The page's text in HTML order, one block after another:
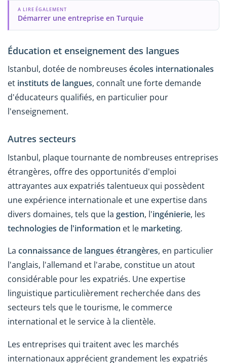
A LIRE ÉGALEMENT
Démarrer une entreprise en Turquie
Éducation et enseignement des langues
Istanbul, dotée de nombreuses écoles internationales
et instituts de langues, connaît une forte demande
d'éducateurs qualifiés, en particulier pour
l'enseignement.
Autres secteurs
Istanbul, plaque tournante de nombreuses entreprises
étrangères, offre des opportunités d'emploi
attrayantes aux expatriés talentueux qui possèdent
une expérience internationale et une expertise dans
divers domaines, tels que la gestion, l'ingénierie, les
technologies de l'information et le marketing.
La connaissance de langues étrangères, en particulier
l'anglais, l'allemand et l'arabe, constitue un atout
considérable pour les expatriés. Une expertise
linguistique particulièrement recherchée dans des
secteurs tels que le tourisme, le commerce
international et le service à la clientèle.
Les entreprises qui traitent avec les marchés
internationaux apprécient grandement les expatriés